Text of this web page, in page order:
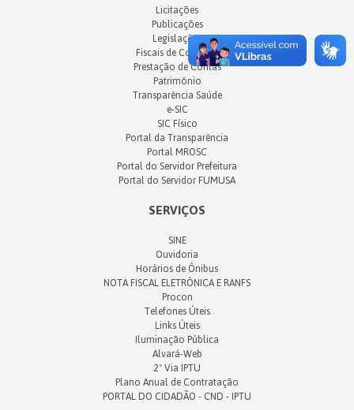
Licitações
Publicações
Legislações
Fiscais de Contrato
Prestação de Contas
Patrimônio
Transparência Saúde
e-SIC
SIC Físico
Portal da Transparência
Portal MROSC
Portal do Servidor Prefeitura
Portal do Servidor FUMUSA
SERVIÇOS
SINE
Ouvidoria
Horários de Ônibus
NOTA FISCAL ELETRÔNICA E RANFS
Procon
Telefones Úteis
Links Úteis
Iluminação Pública
Alvará-Web
2ª Via IPTU
Plano Anual de Contratação
PORTAL DO CIDADÃO - CND - IPTU